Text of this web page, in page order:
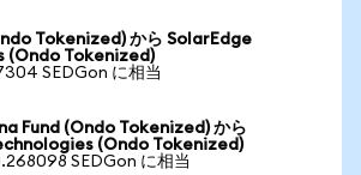
Tokenized) から SolarEdge
(Ondo Tokenized)
SEDGon に相当
Fund (Ondo Tokenized) から
(Ondo Tokenized)
SEDGon に相当